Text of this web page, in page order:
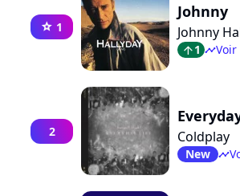
star 1
Johnny
Johnny
arrow_top1 timelineVoir
2 Coldplay
New timeline